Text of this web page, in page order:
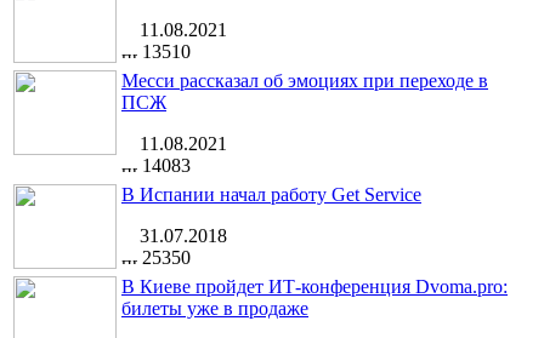
11.08.2021
13510
Месси рассказал об эмоциях при переходе в
ПСЖ
11.08.2021
14083
В Испании начал работу Get Service
31.07.2018
25350
В Киеве пройдет ИТ-конференция Dvoma.pro:
билеты уже в продаже